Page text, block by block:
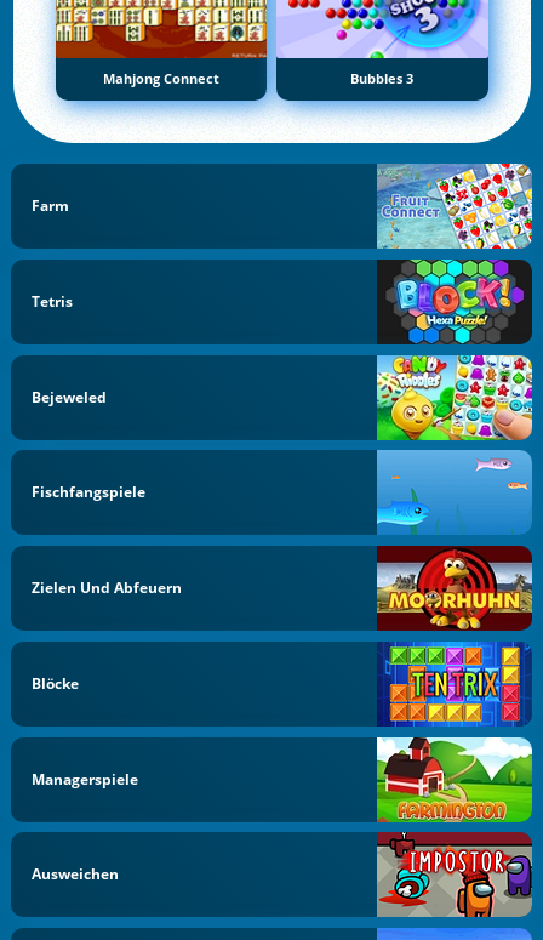
Mahjong Connect Bubbles 3
Farm
Tetris
Bejeweled
Fischfangspiele
Zielen Und Abfeuern
Blöcke
Managerspiele
Ausweichen